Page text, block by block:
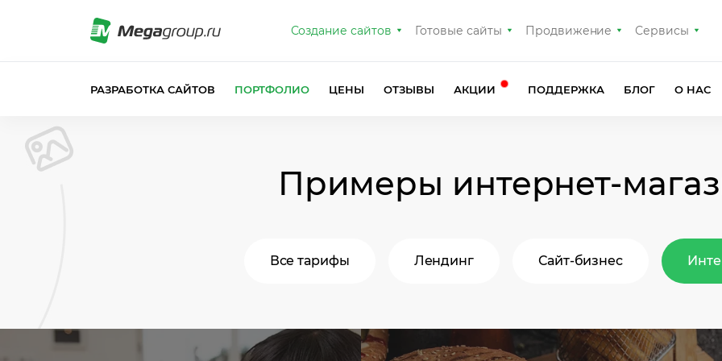
Создание сайтов Готовые сайты Продвижение Сервисы
РАЗРАБОТКА САЙТОВ ПОРТФОЛИО ЦЕНЫ ОТЗЫВЫ АКЦИИ ПОДДЕРЖКА БЛОГ О НАС
Примеры интернет-
Все тарифы Лендинг Сайт-бизнес